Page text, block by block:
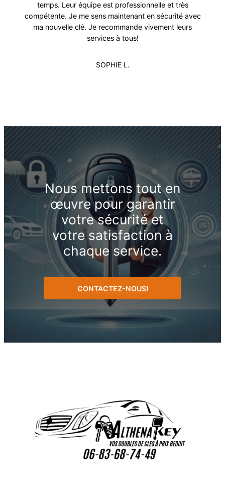
temps. Leur équipe est professionnelle et très
compétente. Je me sens maintenant en sécurité avec
ma nouvelle clé. Je recommande vivement leurs
services à tous!
SOPHIE L.
Nous mettons tout en
œuvre pour garantir
votre sécurité et
votre satisfaction à
chaque service.
CONTACTEZ-NOUS!